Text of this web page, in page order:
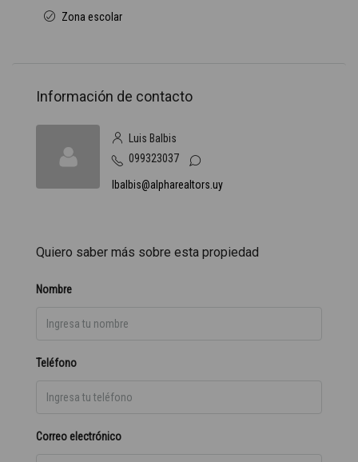
Zona escolar
Información de contacto
Luis Balbis
099323037
lbalbis@alpharealtors.uy
Quiero saber más sobre esta propiedad
Nombre
Teléfono
Correo electrónico